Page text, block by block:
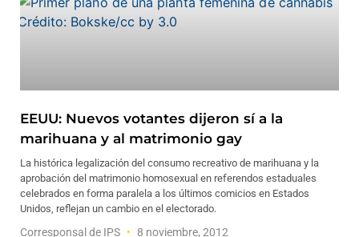
EEUU: Nuevos votantes dijeron sí a la
marihuana y al matrimonio gay
La histórica legalización del consumo recreativo de marihuana y la
aprobación del matrimonio homosexual en referendos estaduales
celebrados en forma paralela a los últimos comicios en Estados
Unidos, reflejan un cambio en el electorado.
Corresponsal de IPS 8 noviembre, 2012